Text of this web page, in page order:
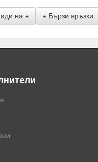
на Бързи връзки